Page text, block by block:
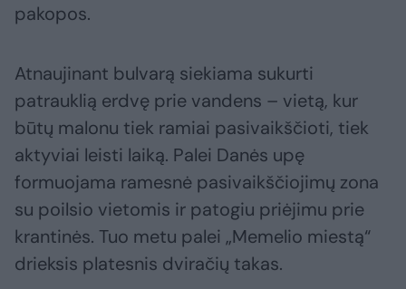
pakopos.
Atnaujinant bulvarą siekiama sukurti
patrauklią erdvę prie vandens – vietą, kur
būtų malonu tiek ramiai pasivaikščioti, tiek
aktyviai leisti laiką. Palei Danės upę
formuojama ramesnė pasivaikščiojimų zona
su poilsio vietomis ir patogiu priėjimu prie
krantinės. Tuo metu palei „Memelio miestą“
drieksis platesnis dviračių takas.